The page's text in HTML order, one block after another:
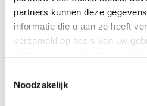
partners kunnen deze
informatie die u aan ze heeft
verzameld op basis van uw
Noodzakelijk
Heb je interesse in deze
met de organisatie.
REAGEER DIRECT